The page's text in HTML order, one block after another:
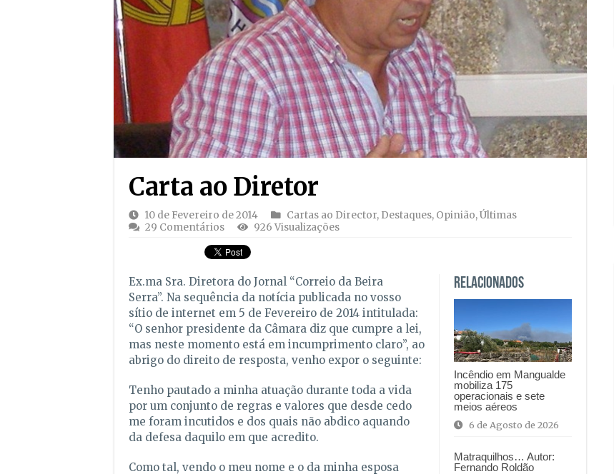
Carta ao Diretor
10 de Fevereiro de 2014 Cartas ao Director, Destaques, Opinião,Últimas
29 Comentários
926 Visualizações
Relacionados
Incêndio em Mangualde
mobiliza 175
operacionais e sete
meios aéreos
6 de Agosto de 2026
Matraquilhos… Autor:
Fernando Roldão
Ex.ma Sra. Diretora do Jornal “Correio da Beira
Serra”. Na sequência da notícia publicada no vosso
sítio de internet em 5 de Fevereiro de 2014 intitulada:
“O senhor presidente da Câmara diz que cumpre a lei,
mas neste momento está em incumprimento claro”, ao
abrigo do direito de resposta, venho expor o seguinte:
Tenho pautado a minha atuação durante toda a vida
por um conjunto de regras e valores que desde cedo
me foram incutidos e dos quais não abdico aquando
da defesa daquilo em que acredito.
Como tal, vendo o meu nome e o da minha esposa